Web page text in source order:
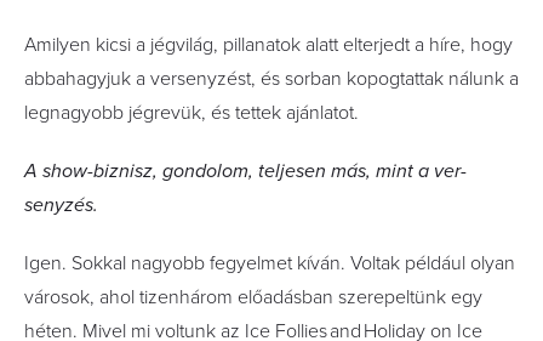
Amilyen kicsi a jégvilág, pillanatok alatt elterjedt a híre, hogy
abbahagyjuk a versenyzést, és sorban kopogtattak nálunk a
legnagyobb jégrevük, és tettek ajánlatot.
A show-biznisz, gondolom, teljesen más, mint a ver­
senyzés.
Igen. Sokkal nagyobb fegyelmet kíván. Voltak például olyan
városok, ahol tizenhárom előadásban szerepeltünk egy
héten. Mivel mi voltunk az Ice Follies­ and ­Holiday on Ice